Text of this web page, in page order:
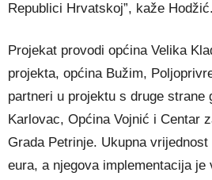
Republici Hrvatskoj”, kaže Hodžić.
Projekat provodi općina Velika
projekta, općina Bužim,
partneri u projektu s druge strane
Karlovac, Općina Vojnić i Centar
Grada Petrinje. Ukupna
eura, a njegova implementacija